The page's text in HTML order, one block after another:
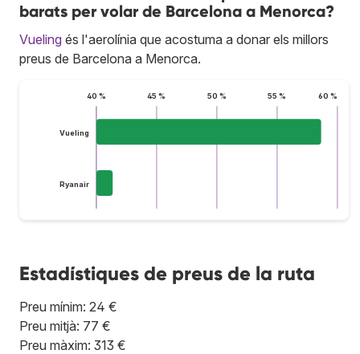
barats per volar de Barcelona a Menorca?
Vueling és l'aerolínia que acostuma a donar els millors
preus de Barcelona a Menorca.
40 % 45 % 50 % 55 % 60 %
Vueling
Ryanair
Estadístiques de preus de la ruta
Preu mínim: 24 €
Preu mitjà: 77 €
Preu màxim: 313 €